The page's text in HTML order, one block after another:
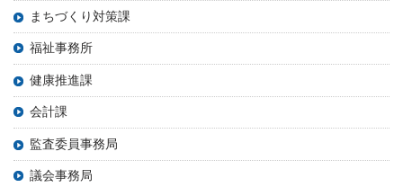
まちづくり対策課
福祉事務所
健康推進課
会計課
監査委員事務局
議会事務局